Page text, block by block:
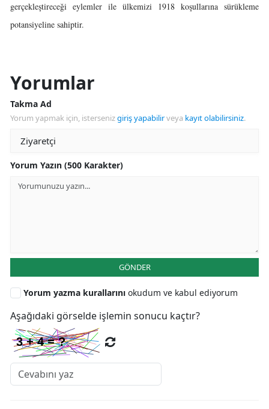
gerçekleştireceği eylemler ile ülkemizi 1918 koşullarına sürükleme
potansiyeline sahiptir.
Yorumlar
Takma Ad
Yorum yapmak için, istersenizgiriş yapabilirveya kayıt olabilirsiniz.
Yorum Yazın (500 Karakter)
GÖNDER
Yorum yazma kurallarını okudum ve kabul ediyorum
Aşağıdaki görselde işlemin sonucu kaçtır?